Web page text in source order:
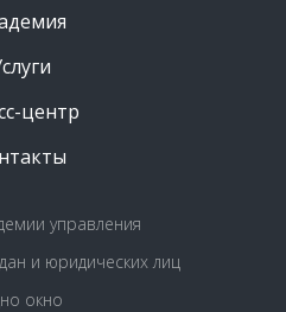
центр
управления
и юридических лиц
окно